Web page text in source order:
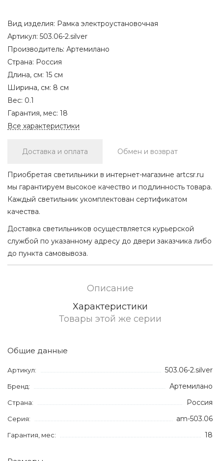
Вид изделия: Рамка электроустановочная
Артикул: 503.06-2.silver
Производитель: Артемилано
Страна: Россия
Длина, см: 15 см
Ширина, см: 8 см
Вес: 0.1
Гарантия, мес: 18
Все характеристики
Доставка и оплата Обмен и возврат
Приобретая светильники в интернет-магазине artcsr.ru
мы гарантируем высокое качество и подлинность товара.
Каждый светильник укомплектован сертификатом
качества.
Доставка светильников осуществляется курьерской
службой по указанному адресу до двери заказчика либо
до пункта самовывоза.
Описание
Характеристики
Товары этой же серии
Общие данные
Артикул: 503.06-2.silver
Бренд: Артемилано
Страна: Россия
Серия: am-503.06
Гарантия, мес: 18